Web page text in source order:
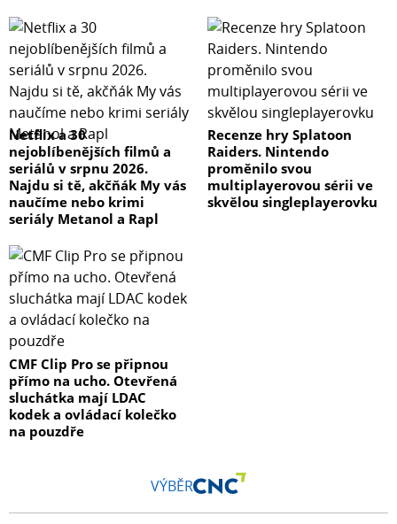
Netflix a 30
nejoblíbenějších filmů a
seriálů v srpnu 2026.
Najdu si tě, akčňák My vás
naučíme nebo krimi
seriály Metanol a Rapl
Recenze hry Splatoon
Raiders. Nintendo
proměnilo svou
multiplayerovou sérii ve
skvělou singleplayerovku
CMF Clip Pro se připnou
přímo na ucho. Otevřená
sluchátka mají LDAC
kodek a ovládací kolečko
na pouzdře
VÝBĚR